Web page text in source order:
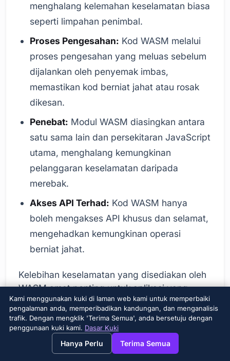
View this page in English? ×
menghalang kelemahan keselamatan biasa
seperti limpahan penimbal.
Proses Pengesahan: Kod WASM melalui
proses pengesahan yang meluas sebelum
dijalankan oleh penyemak imbas,
memastikan kod berniat jahat atau rosak
dikesan.
Penebat: Modul WASM diasingkan antara
satu sama lain dan persekitaran JavaScript
utama, menghalang kemungkinan
pelanggaran keselamatan daripada
merebak.
Akses API Terhad: Kod WASM hanya
boleh mengakses API khusus dan selamat,
mengehadkan kemungkinan operasi
berniat jahat.
Kelebihan keselamatan yang disediakan oleh
WASM amat penting untuk aplikasi yang
mempunyai keperluan keselamatan yang
tinggi. Contohnya, dalam bidang seperti
operasi kriptografi, pembangunan permainan
dan pengiraan yang kompleks, WASM
menawarkan penyelesaian yang lebih
Kami menggunakan kuki di laman web kami untuk memperbaiki
pengalaman anda, memperibadikan kandungan, dan menganalisis
trafik. Dengan mengklik 'Terima Semua', anda bersetuju dengan
penggunaan kuki kami. Dasar Kuki
Hanya Perlu Terima Semua